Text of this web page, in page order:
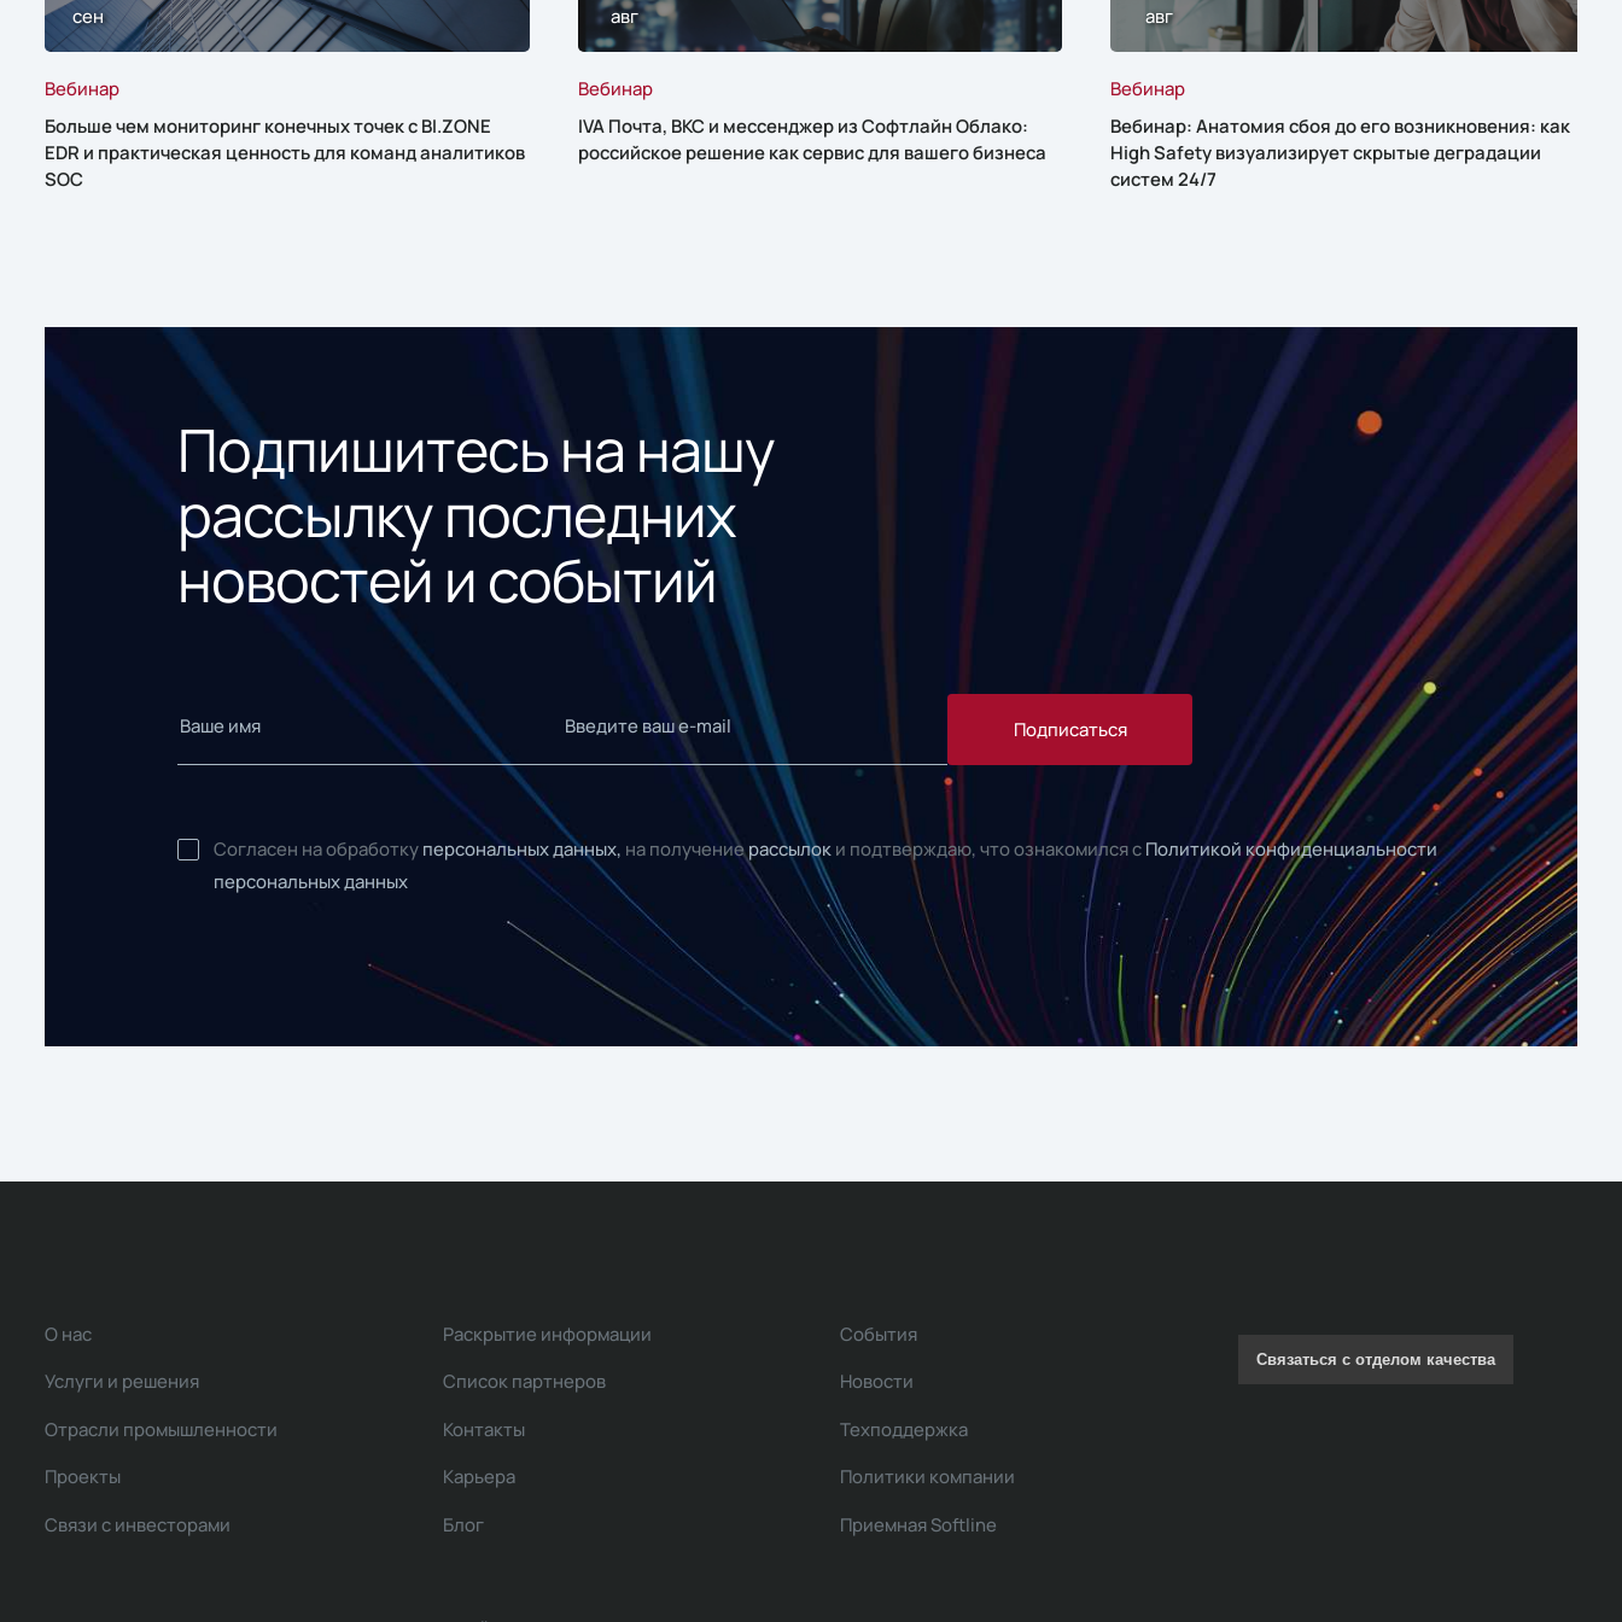
сен
Вебинар
Больше чем мониторинг конечных точек с BI.ZONE
EDR и практическая ценность для команд аналитиков
SOC
авг
Вебинар
IVA Почта, ВКС и мессенджер из Софтлайн Облако:
российское решение как сервис для вашего бизнеса
авг
Вебинар
Вебинар: Анатомия сбоя до его возникновения: как
High Safety визуализирует скрытые деградации
систем 24/7
Подпишитесь на нашу
рассылку последних
новостей и событий
Подписаться
Согласен на обработку персональных данных, на получениерассылок и подтверждаю, что ознакомился с Политикой конфиденциальности
персональных данных
О нас
Услуги и решения
Отрасли промышленности
Проекты
Связи с инвесторами
Раскрытие информации
Список партнеров
Контакты
Карьера
Блог
События
Новости
Техподдержка
Политики компании
Приемная Softline
Связаться с отделом качества